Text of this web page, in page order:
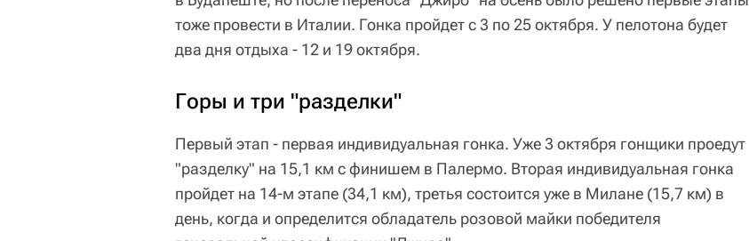
тоже провести в Италии. Гонка пройдет с 3 по 25 октября. У пелотона будет
два дня отдыха - 12 и 19 октября.
Горы и три "разделки"
Первый этап - первая индивидуальная гонка. Уже 3 октября гонщики проедут
"разделку" на 15,1 км с финишем в Палермо. Вторая индивидуальная гонка
пройдет на 14-м этапе (34,1 км), третья состоится уже в Милане (15,7 км) в
день, когда и определится обладатель розовой майки победителя